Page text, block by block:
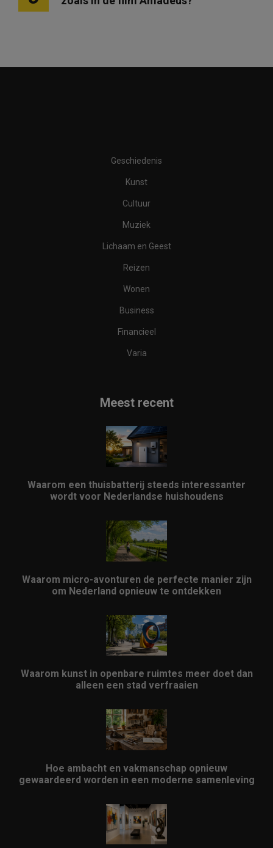
Geschiedenis
Kunst
Cultuur
Muziek
Lichaam en Geest
Reizen
Wonen
Business
Financieel
Varia
Meest recent
Waarom een thuisbatterij steeds interessanter
wordt voor Nederlandse huishoudens
Waarom micro-avonturen de perfecte manier zijn
om Nederland opnieuw te ontdekken
Waarom kunst in openbare ruimtes meer doet dan
alleen een stad verfraaien
Hoe ambacht en vakmanschap opnieuw
gewaardeerd worden in een moderne samenleving